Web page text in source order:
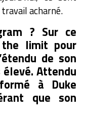
acharné.
? Sur ce
limit pour
de son
Attendu
à Duke
que son